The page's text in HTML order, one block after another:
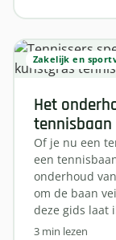
Zakelijk en
Het
tennisbaan
Of je nu een
een
onderhoud
om de baan
deze gids laat
3 min lezen